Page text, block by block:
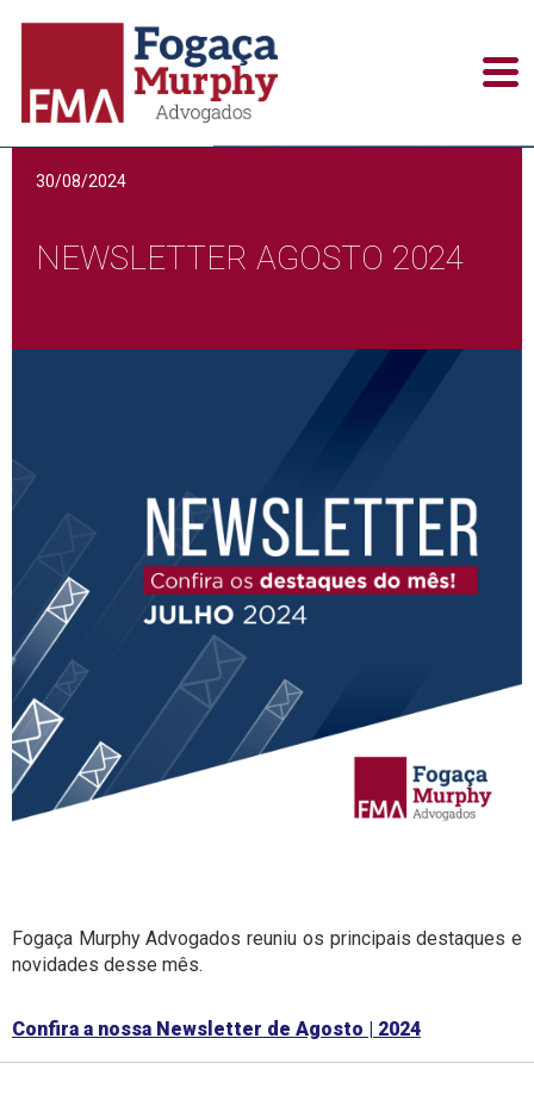
Alerts / Newsletters
30/08/2024
NEWSLETTER AGOSTO 2024
Fogaça Murphy Advogados reuniu os principais destaques e
novidades desse mês.
Confira a nossa Newsletter de Agosto | 2024